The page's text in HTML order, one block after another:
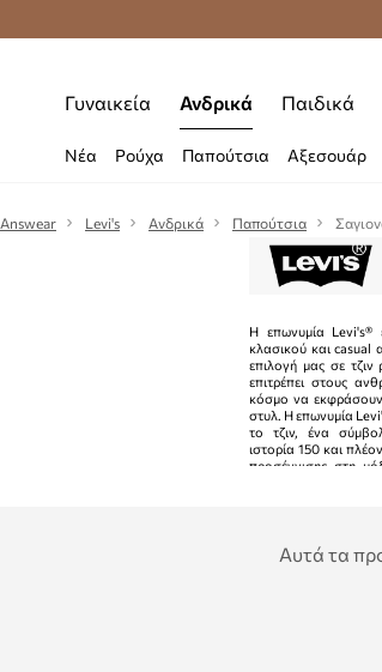
Γυναικεία Ανδρικά Παιδικά
Νέα Ρούχα Παπούτσια Αξεσουάρ
Answear Levi's Ανδρικά Παπούτσια
Η επωνυμία Levi's®
κλασικού και casual
επιλογή μας σε
επιτρέπει στους
κόσμο να
στυλ. Η επωνυμία
το τζιν, ένα
ιστορία 150 και
προσέγγισης στη
Αυτά τα